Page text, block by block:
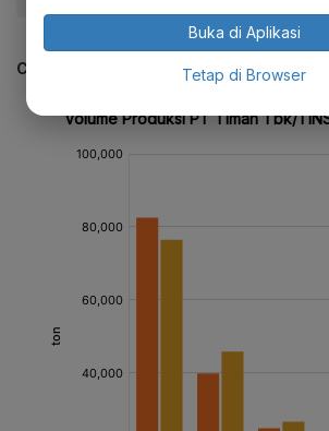
CEK JUGA DATA INI
Buka di Aplikasi
Tetap di Browser